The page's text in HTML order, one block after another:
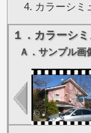
カラーシミ
１．カラーシ
Ａ．サンプル画